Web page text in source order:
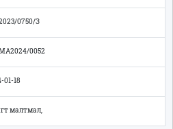
0750/З
0052
01-18
малтмал,